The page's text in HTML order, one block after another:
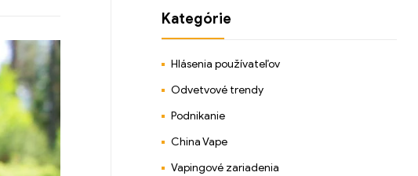
Kategórie
Hlásenia používateľov
Odvetvové trendy
Podnikanie
China Vape
Vapingové zariadenia